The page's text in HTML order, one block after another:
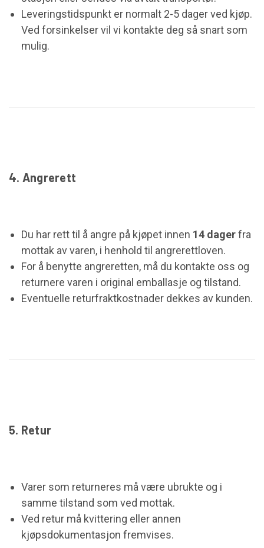
Leveringstidspunkt er normalt 2-5 dager ved kjøp.
Ved forsinkelser vil vi kontakte deg så snart som
mulig.
4. Angrerett
Du har rett til å angre på kjøpet innen 14 dagerfra
mottak av varen, i henhold til angrerettloven.
For å benytte angreretten, må du kontakte oss og
returnere varen i original emballasje og tilstand.
Eventuelle returfraktkostnader dekkes av kunden.
5. Retur
Varer som returneres må være ubrukte og i
samme tilstand som ved mottak.
Ved retur må kvittering eller annen
kjøpsdokumentasjon fremvises.